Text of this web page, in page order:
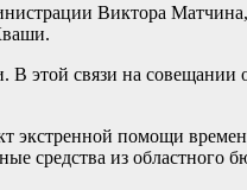
Виктора
этой связи на
помощи
средства из областного